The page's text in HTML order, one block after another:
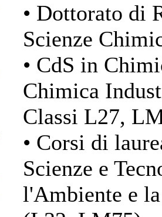
• Dottorato di
Scienze
• CdS in
Chimica
Classi L27,
• Corsi di
Scienze e
l'Ambiente e